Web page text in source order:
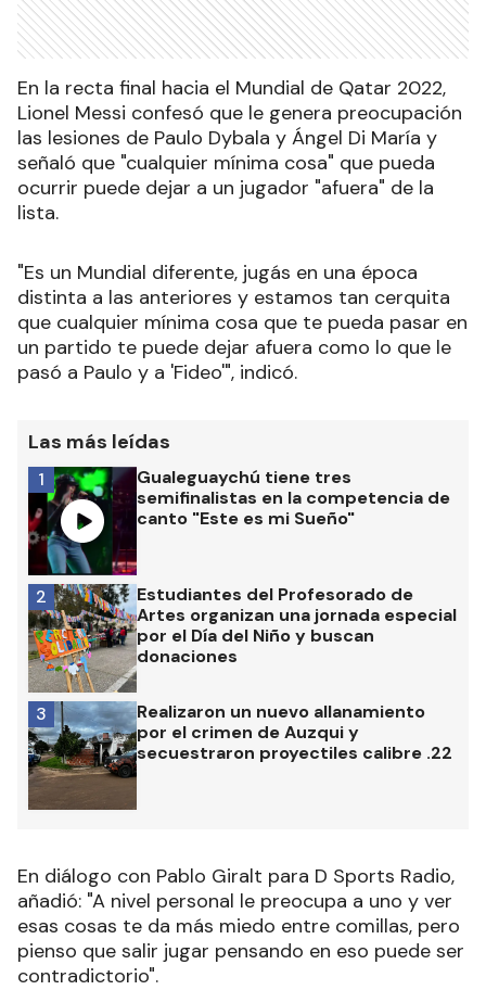
En la recta final hacia el Mundial de Qatar 2022,
Lionel Messi confesó que le genera preocupación
las lesiones de Paulo Dybala y Ángel Di María y
señaló que "cualquier mínima cosa" que pueda
ocurrir puede dejar a un jugador "afuera" de la
lista.
"Es un Mundial diferente, jugás en una época
distinta a las anteriores y estamos tan cerquita
que cualquier mínima cosa que te pueda pasar en
un partido te puede dejar afuera como lo que le
pasó a Paulo y a 'Fideo'", indicó.
Las más leídas
Gualeguaychú tiene tres
semifinalistas en la competencia de
canto "Este es mi Sueño"
1
Estudiantes del Profesorado de
Artes organizan una jornada especial
por el Día del Niño y buscan
donaciones
2
Realizaron un nuevo allanamiento
por el crimen de Auzqui y
secuestraron proyectiles calibre .22
3
En diálogo con Pablo Giralt para D Sports Radio,
añadió: "A nivel personal le preocupa a uno y ver
esas cosas te da más miedo entre comillas, pero
pienso que salir jugar pensando en eso puede ser
contradictorio".